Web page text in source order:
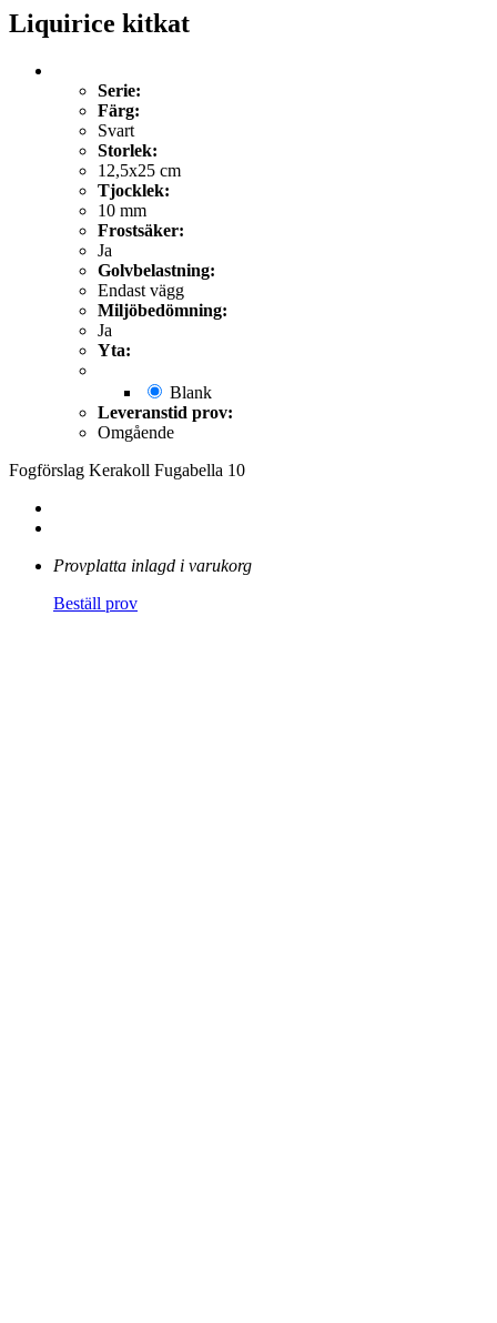
Liquirice kitkat
Serie:
Färg:
Svart
Storlek:
12,5x25 cm
Tjocklek:
10 mm
Frostsäker:
Ja
Golvbelastning:
Endast vägg
Miljöbedömning:
Ja
Yta:
Blank
Leveranstid prov:
Omgående
Fogförslag Kerakoll Fugabella 10
Provplatta inlagd i varukorg
Beställ prov